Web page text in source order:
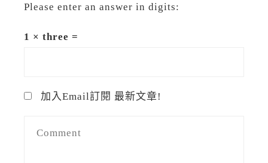
Please enter an answer in digits:
1 × three =
加入Email訂閱 最新文章!